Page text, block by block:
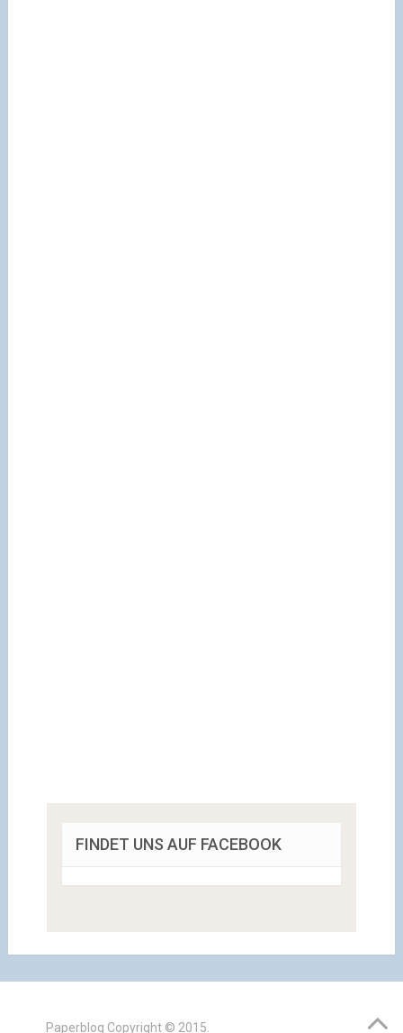
FINDET UNS AUF FACEBOOK
Paperblog Copyright © 2015.